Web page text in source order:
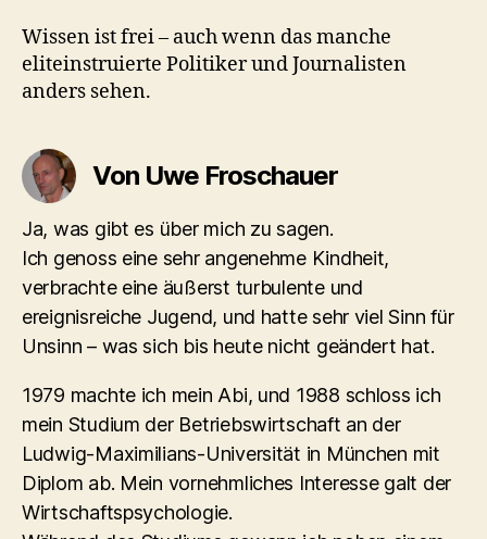
Wissen ist frei – auch wenn das manche
eliteinstruierte Politiker und Journalisten
anders sehen.
Von Uwe Froschauer
Ja, was gibt es über mich zu sagen.
Ich genoss eine sehr angenehme Kindheit,
verbrachte eine äußerst turbulente und
ereignisreiche Jugend, und hatte sehr viel Sinn für
Unsinn – was sich bis heute nicht geändert hat.
1979 machte ich mein Abi, und 1988 schloss ich
mein Studium der Betriebswirtschaft an der
Ludwig-Maximilians-Universität in München mit
Diplom ab. Mein vornehmliches Interesse galt der
Wirtschaftspsychologie.